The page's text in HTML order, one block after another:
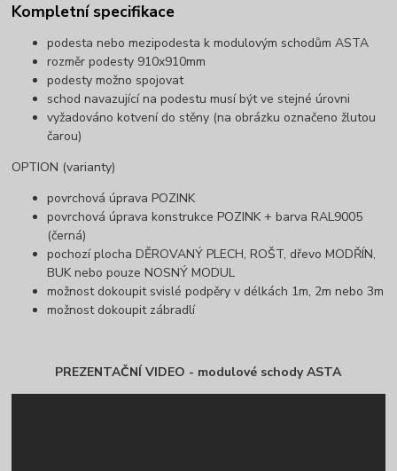
Kompletní specifikace
podesta nebo mezipodesta k modulovým schodům ASTA
rozměr podesty 910x910mm
podesty možno spojovat
schod navazující na podestu musí být ve stejné úrovni
vyžadováno kotvení do stěny (na obrázku označeno žlutou
čarou)
OPTION (varianty)
povrchová úprava POZINK
povrchová úprava konstrukce POZINK + barva RAL9005
(černá)
pochozí plocha DĚROVANÝ PLECH, ROŠT, dřevo MODŘÍN,
BUK nebo pouze NOSNÝ MODUL
možnost dokoupit svislé podpěry v délkách 1m, 2m nebo 3m
možnost dokoupit zábradlí
PREZENTAČNÍ VIDEO - modulové schody ASTA